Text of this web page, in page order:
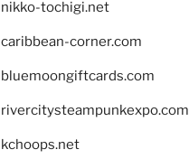
nikko-tochigi.net
caribbean-corner.com
bluemoongiftcards.com
rivercitysteampunkexpo.com
kchoops.net